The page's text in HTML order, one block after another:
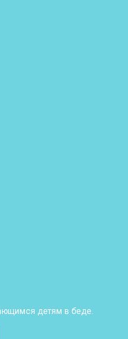
детям в беде.